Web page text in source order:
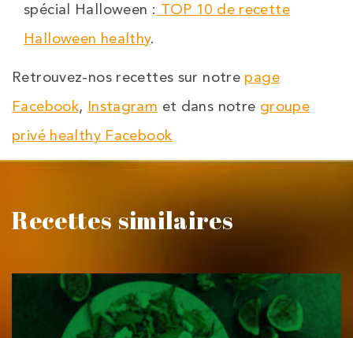
spécial Halloween : TOP 10 de recette
Halloween healthy.
Retrouvez-nos recettes sur notre page
Facebook, Instagram et dans notre groupe
privé healthy Facebook
Recettes similaires